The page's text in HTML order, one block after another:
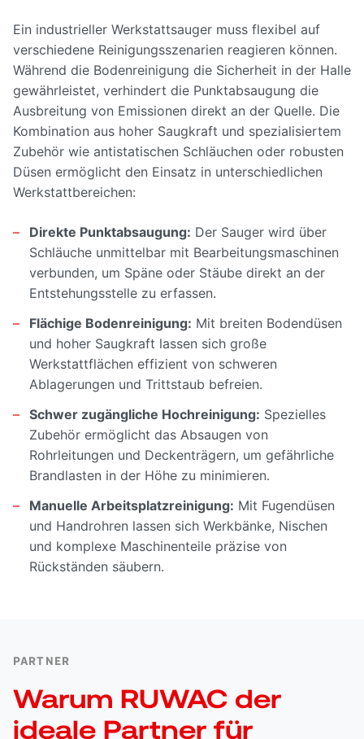
Ein industrieller Werkstattsauger muss flexibel auf
verschiedene Reinigungsszenarien reagieren können.
Während die Bodenreinigung die Sicherheit in der Halle
gewährleistet, verhindert die Punktabsaugung die
Ausbreitung von Emissionen direkt an der Quelle. Die
Kombination aus hoher Saugkraft und spezialisiertem
Zubehör wie antistatischen Schläuchen oder robusten
Düsen ermöglicht den Einsatz in unterschiedlichen
Werkstattbereichen:
Direkte Punktabsaugung: Der Sauger wird über
Schläuche unmittelbar mit Bearbeitungsmaschinen
verbunden, um Späne oder Stäube direkt an der
Entstehungsstelle zu erfassen.
Flächige Bodenreinigung: Mit breiten Bodendüsen
und hoher Saugkraft lassen sich große
Werkstattflächen effizient von schweren
Ablagerungen und Trittstaub befreien.
Schwer zugängliche Hochreinigung: Spezielles
Zubehör ermöglicht das Absaugen von
Rohrleitungen und Deckenträgern, um gefährliche
Brandlasten in der Höhe zu minimieren.
Manuelle Arbeitsplatzreinigung: Mit Fugendüsen
und Handrohren lassen sich Werkbänke, Nischen
und komplexe Maschinenteile präzise von
Rückständen säubern.
PARTNER
Warum RUWAC der
ideale Partner für